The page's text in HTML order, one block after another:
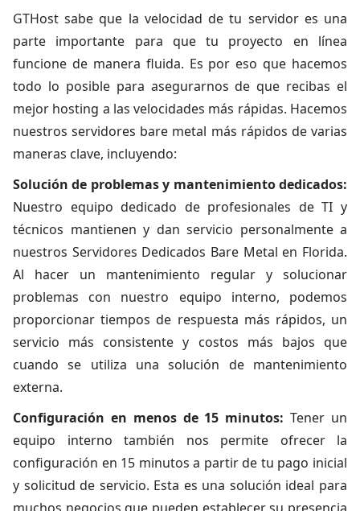
GTHost sabe que la velocidad de tu servidor es una
parte importante para que tu proyecto en línea
funcione de manera fluida. Es por eso que hacemos
todo lo posible para asegurarnos de que recibas el
mejor hosting a las velocidades más rápidas. Hacemos
nuestros servidores bare metal más rápidos de varias
maneras clave, incluyendo:
Solución de problemas y mantenimiento dedicados:
Nuestro equipo dedicado de profesionales de TI y
técnicos mantienen y dan servicio personalmente a
nuestros Servidores Dedicados Bare Metal en Florida.
Al hacer un mantenimiento regular y solucionar
problemas con nuestro equipo interno, podemos
proporcionar tiempos de respuesta más rápidos, un
servicio más consistente y costos más bajos que
cuando se utiliza una solución de mantenimiento
externa.
Configuración en menos de 15 minutos:Tener un
equipo interno también nos permite ofrecer la
configuración en 15 minutos a partir de tu pago inicial
y solicitud de servicio. Esta es una solución ideal para